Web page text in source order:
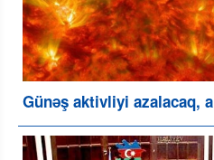
Günəş aktivliyi azalacaq,